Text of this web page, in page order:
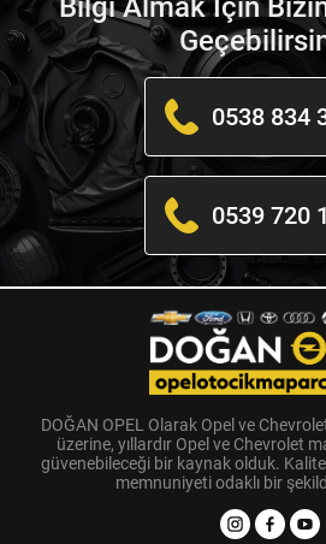
Bilgi Almak İçin
0538 834
0539 720
DOĞAN OPEL Olarak Opel ve
üzerine, yıllardır Opel ve Chevrolet
güvenebileceği bir kaynak olduk.
memnuniyeti odaklı bir